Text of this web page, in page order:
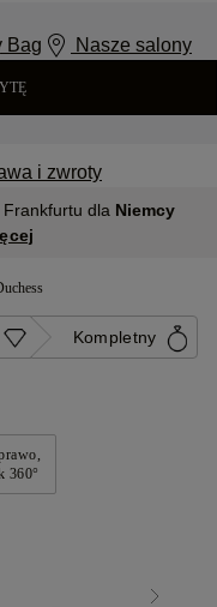
Bag Nasze salony
i zwroty
Frankfurtu dla Niemcy
Kompletny
360°